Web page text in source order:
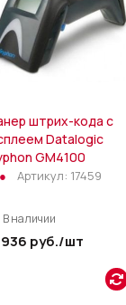
штрих-кода с
Datalogic
GM4100
Артикул: 17459
В наличии
руб./шт